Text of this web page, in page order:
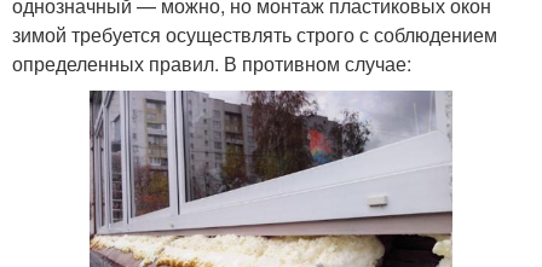
зимой требуется осуществлять строго с соблюдением
определенных правил. В противном случае: